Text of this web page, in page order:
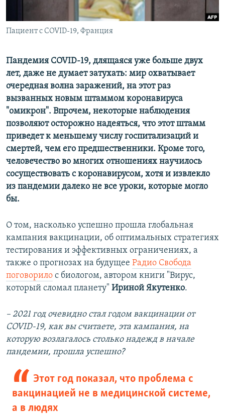
Пациент с COVID-19, Франция
Пандемия COVID-19, длящаяся уже больше двух
лет, даже не думает затухать: мир охватывает
очередная волна заражений, на этот раз
вызванных новым штаммом коронавируса
"омикрон". Впрочем, некоторые наблюдения
позволяют осторожно надеяться, что этот штамм
приведет к меньшему числу госпитализаций и
смертей, чем его предшественники. Кроме того,
человечество во многих отношениях научилось
сосуществовать с коронавирусом, хотя и извлекло
из пандемии далеко не все уроки, которые могло
бы.
О том, насколько успешно прошла глобальная
кампания вакцинации, об оптимальных стратегиях
тестирования и эффективных ограничениях, а
также о прогнозах на будущее Радио Свобода
поговорило с биологом, автором книги "Вирус,
который сломал планету" Ириной Якутенко.
– 2021 год очевидно стал годом вакцинации от
COVID-19, как вы считаете, эта кампания, на
которую возлагалось столько надежд в начале
пандемии, прошла успешно?
Этот год показал, что проблема с
вакцинацией не в медицинской системе,
а в людях